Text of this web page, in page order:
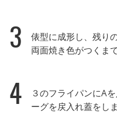
3
俵型に成形し、残り
両面焼き色がつくま
4
３のフライパンにA
ーグを戻入れ蓋をしま